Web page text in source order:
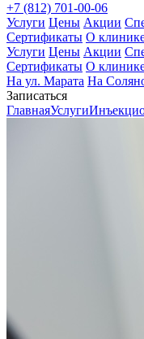
+7 (812) 701-00-06
Услуги Цены Акции
Сертификаты О
Услуги Цены Акции
Сертификаты О
На ул. Марата На
Записаться
ГлавнаяУслуги